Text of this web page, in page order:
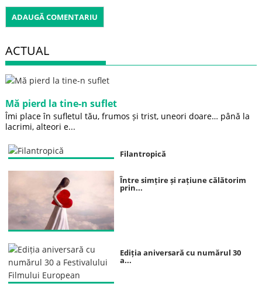
ACTUAL
Mă pierd la tine-n suflet
Îmi place în sufletul tău, frumos și trist, uneori doare… până la
lacrimi, alteori e...
Filantropică
Între simțire și rațiune călătorim
prin...
Ediția aniversară cu numărul 30
a...